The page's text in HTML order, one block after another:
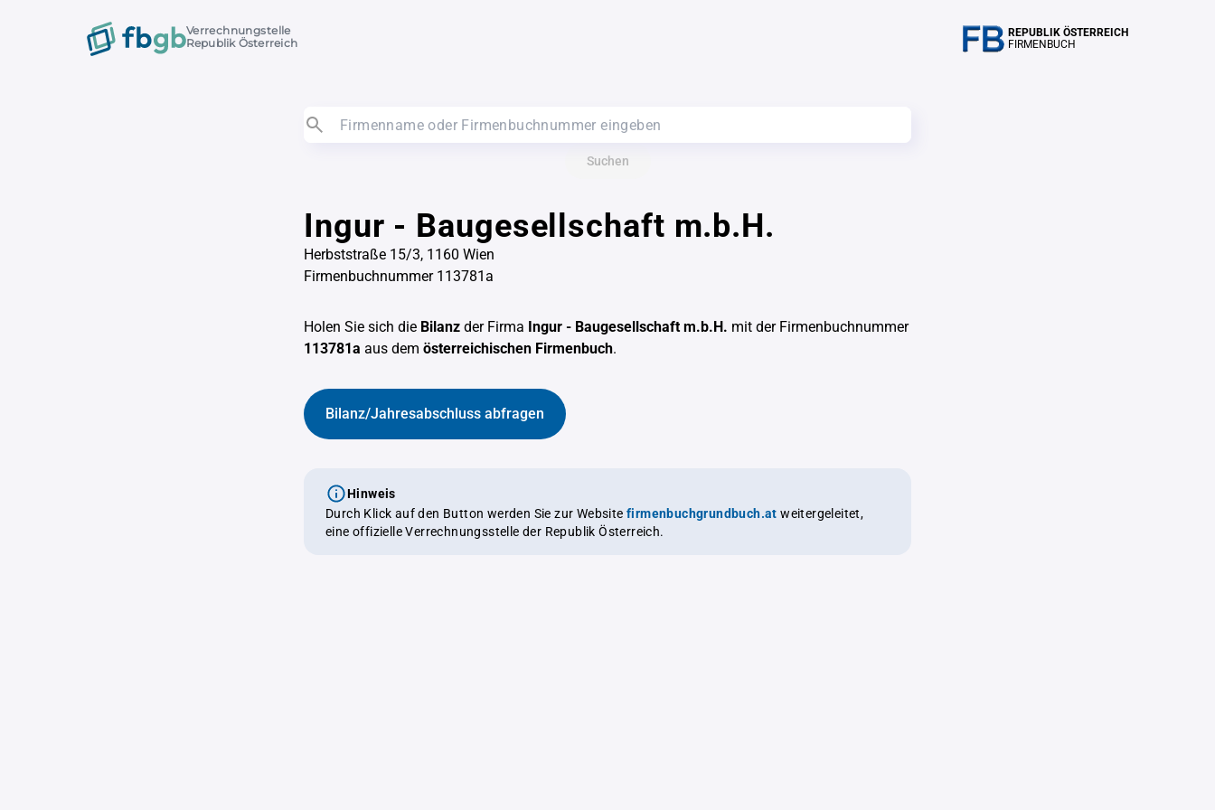
Verrechnungstelle
Republik Österreich
REPUBLIK ÖSTERREICH
FIRMENBUCH
Suchen
Ingur - Baugesellschaft m.b.H.
Herbststraße 15/3, 1160 Wien
Firmenbuchnummer 113781a
Holen Sie sich die Bilanz der Firma Ingur - Baugesellschaft m.b.H. mit der Firmenbuchnummer
113781a aus dem österreichischen Firmenbuch.
Bilanz/Jahresabschluss abfragen
Hinweis
Durch Klick auf den Button werden Sie zur Website firmenbuchgrundbuch.at weitergeleitet,
eine offizielle Verrechnungsstelle der Republik Österreich.